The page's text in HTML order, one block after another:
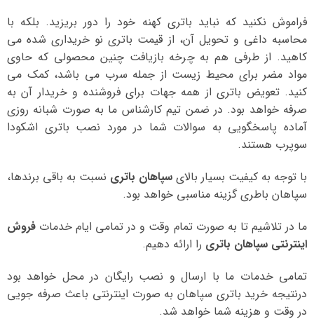
فراموش نکنید که نباید باتری کهنه خود را دور بریزید. بلکه با
محاسبه داغی و تحویل آن، از قیمت باتری نو خریداری شده می
کاهید. از طرفی هم به چرخه بازیافت چنین محصولی که حاوی
مواد مضر برای محیط زیست از جمله سرب می باشد، کمک می
کنید. تعویض باتری از همه جهات برای فروشنده و خریدار آن به
صرفه خواهد بود. در ضمن تیم کارشناس ما به صورت شبانه روزی
آماده پاسخگویی به سوالات شما در مورد نصب باتری اشکودا
سوپرب هستند.
با توجه به کیفیت بسیار بالای سپاهان باتری نسبت به باقی برندها،
سپاهان باطری گزینه مناسبی خواهد بود.
ما در تلاشیم تا به صورت تمام وقت و در تمامی ایام خدمات فروش
اینترنتی سپاهان باتری را ارائه دهیم.
تمامی خدمات ما با ارسال و نصب رایگان در محل خواهد بود
درنتیجه خرید باتری سپاهان به صورت اینترنتی باعث صرفه جویی
در وقت و هزینه شما خواهد شد.